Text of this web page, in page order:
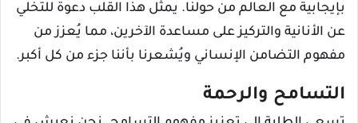
بإيجابية مع العالم من حولنا. يمثل هذا القلب دعوة للتخلي
عن الأنانية والتركيز على مساعدة الآخرين، مما يُعزز من
مفهوم التضامن الإنساني ويُشعرنا بأننا جزء من كل أكبر.
التسامح والرحمة